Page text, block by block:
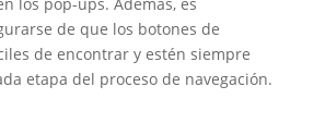
de que los botones de
de encontrar y estén siempre
etapa del proceso de navegación.